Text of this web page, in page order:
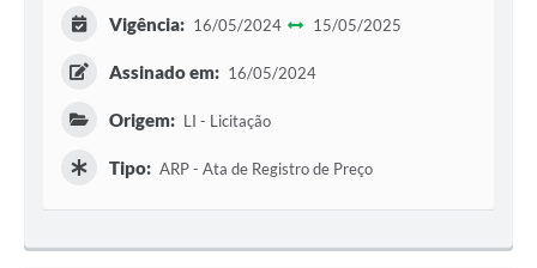
Vigência: 16/05/2024 15/05/2025
Assinado em: 16/05/2024
Origem: LI - Licitação
Tipo: ARP - Ata de Registro de Preço